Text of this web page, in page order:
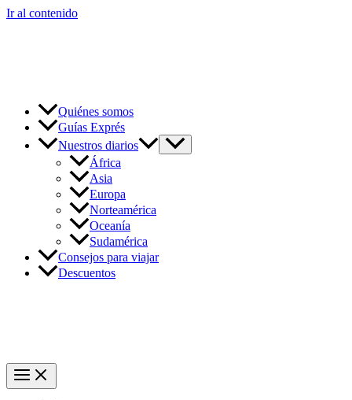
Ir al contenido
Quiénes somos
Guías Exprés
Nuestros diarios
África
Asia
Europa
Norteamérica
Oceanía
Sudamérica
Consejos para viajar
Descuentos